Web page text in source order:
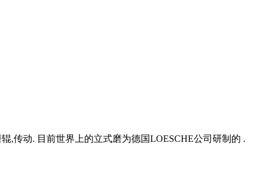
,传动. 目前世界上的立式磨为德国LOESCHE公司研制的 .